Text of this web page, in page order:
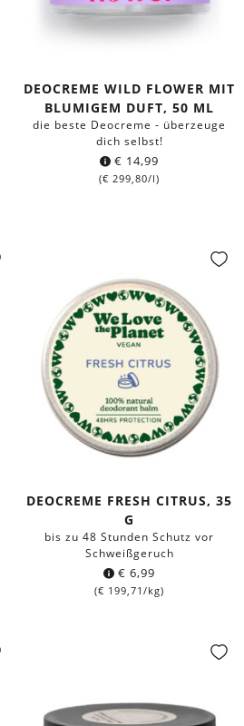
DEOCREME WILD FLOWER MIT
BLUMIGEM DUFT, 50 ML
die beste Deocreme - überzeuge
dich selbst!
€ 14,99
(€ 299,80/l)
DEOCREME FRESH CITRUS, 35
G
bis zu 48 Stunden Schutz vor
Schweißgeruch
€ 6,99
(€ 199,71/kg)